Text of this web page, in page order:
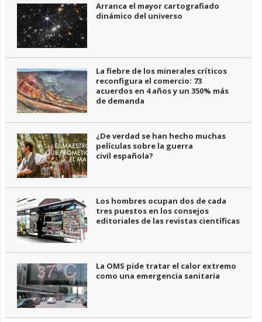
Arranca el mayor cartografiado
dinámico del universo
La fiebre de los minerales críticos
reconfigura el comercio: 73
acuerdos en 4 años y un 350% más
de demanda
¿De verdad se han hecho muchas
películas sobre la guerra
civil española?
Los hombres ocupan dos de cada
tres puestos en los consejos
editoriales de las revistas científicas
La OMS pide tratar el calor extremo
como una emergencia sanitaria